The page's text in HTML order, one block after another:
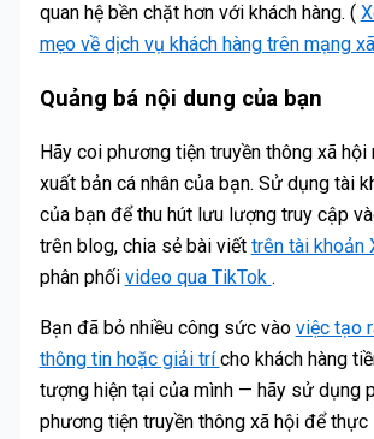
quan hệ bền chặt hơn với khách hàng. (
mẹo về dịch vụ khách hàng trên mạng
Quảng bá nội dung của bạn
Hãy coi phương tiện truyền thông xã hội
xuất bản cá nhân của bạn. Sử dụng tài
của bạn để thu hút lưu lượng truy cập
trên blog, chia sẻ bài viết trên tài khoản
phân phối video qua TikTok .
Bạn đã bỏ nhiều công sức vào việc tạo
thông tin hoặc giải trícho khách hàng
tượng hiện tại của mình — hãy sử dụng
phương tiện truyền thông xã hội để